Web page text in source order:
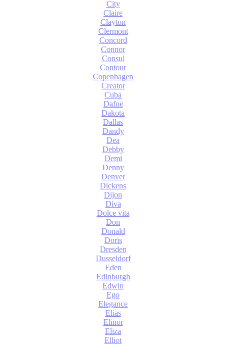
City
Claire
Clayton
Clermont
Concord
Connor
Consul
Contour
Copenhagen
Creator
Cuba
Dafne
Dakota
Dallas
Dandy
Dea
Debby
Demi
Denny
Denver
Dickens
Dijon
Diva
Dolce vita
Don
Donald
Doris
Dresden
Dusseldorf
Eden
Edinburgh
Edwin
Ego
Elegance
Elias
Elinor
Eliza
Elliot